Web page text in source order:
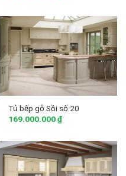
Tủ bếp gỗ Sồi số 20
169.000.000₫